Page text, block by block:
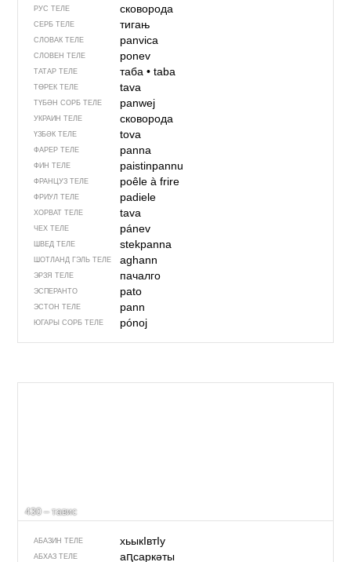
РУС ТЕЛЕ сковорода
СЕРБ ТЕЛЕ тигањ
СЛОВАК ТЕЛЕ panvica
СЛОВЕН ТЕЛЕ ponev
ТАТАР ТЕЛЕ таба• taba
ТӨРЕК ТЕЛЕ tava
ТҮБӘН СОРБ ТЕЛЕ panwej
УКРАИН ТЕЛЕ сковорода
ҮЗБӘК ТЕЛЕ tova
ФАРЕР ТЕЛЕ panna
ФИН ТЕЛЕ paistinpannu
ФРАНЦУЗ ТЕЛЕ poêle à frire
ФРИУЛ ТЕЛЕ padiele
ХОРВАТ ТЕЛЕ tava
ЧЕХ ТЕЛЕ pánev
ШВЕД ТЕЛЕ stekpanna
ШОТЛАНД ГЭЛЬ ТЕЛЕ aghann
ЭРЗЯ ТЕЛЕ пачалго
ЭСПЕРАНТО pato
ЭСТОН ТЕЛЕ pann
ЮГАРЫ СОРБ ТЕЛЕ pónoj
430 – тавис
АБАЗИН ТЕЛЕ хьыкIвтIу
АБХАЗ ТЕЛЕ аԥсаркәты